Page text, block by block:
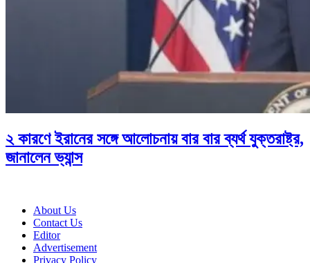
২ কারণে ইরানের সঙ্গে আলোচনায় বার বার ব্যর্থ যুক্তরাষ্ট্র,
জানালেন ভ্যান্স
About Us
Contact Us
Editor
Advertisement
Privacy Policy